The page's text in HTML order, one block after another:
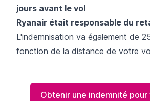
jours avant le vol
Ryanair était responsable du
L'indemnisation va également de
fonction de la distance de votre
Obtenir une indemnité pour